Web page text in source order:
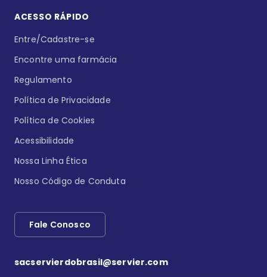
ACESSO RÁPIDO
Entre/Cadastre-se
Encontre uma farmácia
Regulamento
Política de Privacidade
Política de Cookies
Acessibilidade
Nossa Linha Ética
Nosso Código de Conduta
Fale Conosco
sacservierdobrasil@servier.com